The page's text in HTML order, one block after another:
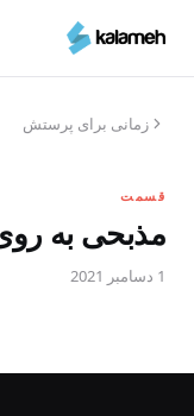
محتوای
زمانی برای پرستش
قسمت
مذبحی به
1 دسامبر 2021